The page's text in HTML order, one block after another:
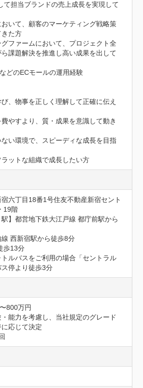
て担当ブランドの売上成長を実現して
おいて、顧客のマーケティング戦略策
きた方
グファームにおいて、プロジェクト全
課題解決を推進し高い成果を出して
どのECモールの運用経験
び、物事を正しく理解して正確に伝え
費やすより、質・成果を意識して動き
ない環境で、スピーディな成長を目指
ラットな組織で成長したい方
六丁目18番1号住友不動産新宿セント
19階
】都営地下鉄大江戸線 都庁前駅から
西新宿駅から徒歩8分
歩13分
トルバスをご利用の場合「セントラル
停より徒歩3分
800万円
能力を考慮し、当社規定のグレード
に応じて決定